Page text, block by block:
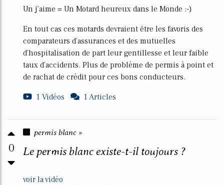
Un j'aime = Un Motard heureux dans le Monde :-)
En tout cas ces motards devraient être les favoris des
comparateurs d'assurances et des mutuelles
d'hospitalisation de part leur gentillesse et leur faible
taux d'accidents. Plus de problème de permis à point et
de rachat de crédit pour ces bons conducteurs.
1 Vidéos
1 Articles
0
permis blanc »
Le permis blanc existe-t-il toujours ?
voir la vidéo